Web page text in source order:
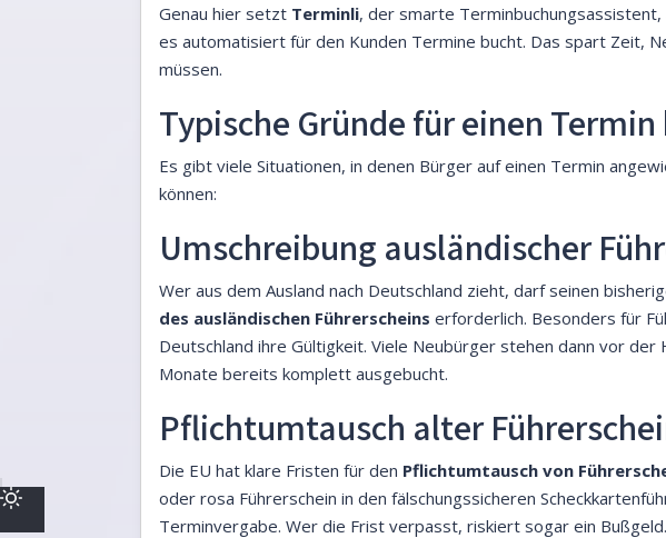
Genau hier setzt Terminli, der smarte
es automatisiert für den Kunden Termine bucht. Das spart Zeit,
müssen.
Typische Gründe für einen
Es gibt viele Situationen, in denen Bürger auf einen Termin
können:
Umschreibung ausländischer
Wer aus dem Ausland nach Deutschland zieht, darf seinen
des ausländischen Führerscheins erforderlich. Besonders für
Deutschland ihre Gültigkeit. Viele Neubürger stehen dann vor
Monate bereits komplett ausgebucht.
Pflichtumtausch alter
Die EU hat klare Fristen für den Pflichtumtausch von
oder rosa Führerschein in den fälschungssicheren
Terminvergabe. Wer die Frist verpasst, riskiert sogar ein Bußgeld.